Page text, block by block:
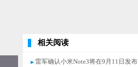
相关阅读
雷军确认小米Note3将在9月11日发布